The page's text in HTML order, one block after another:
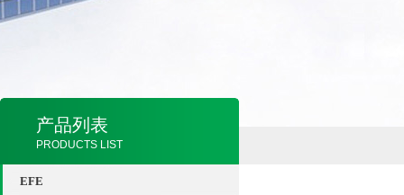
产品列表
PRODUCTS LIST
EFE